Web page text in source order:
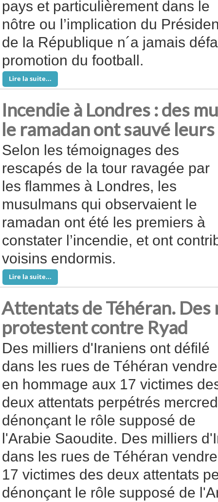
pays et particulièrement dans le
nôtre ou l’implication du
de la République n´a jamais
promotion du football.
Lire la suite...
Incendie à Londres : des
le ramadan ont sauvé
Selon les témoignages des
rescapés de la tour ravagée par
les flammes à Londres, les
musulmans qui observaient le
ramadan ont été les premiers à
constater l’incendie, et ont
voisins endormis.
Lire la suite...
Attentats de Téhéran. Des
protestent contre Ryad
Des milliers d'Iraniens ont défilé
dans les rues de Téhéran
en hommage aux 17 victimes
deux attentats perpétrés
dénonçant le rôle supposé de
l'Arabie Saoudite. Des milliers
dans les rues de Téhéran
17 victimes des deux attentats
dénonçant le rôle supposé de